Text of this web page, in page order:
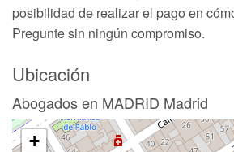
posibilidad de realizar el pago en
Pregunte sin ningún compromiso.
Ubicación
Abogados en MADRID Madrid
+